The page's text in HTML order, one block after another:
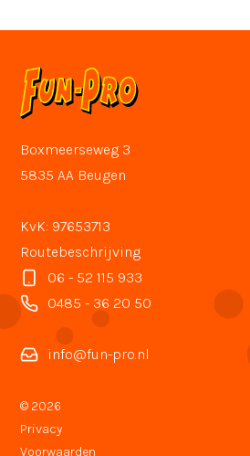
Boxmeerseweg 3
5835 AA Beugen
KvK: 97653713
Routebeschrijving
06 - 52 115 933
0485 - 36 20 50
info@fun-pro.nl
© 2026
Privacy
Voorwaarden